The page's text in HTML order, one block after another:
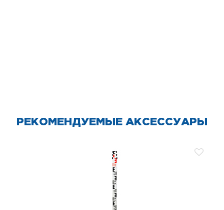
РЕКОМЕНДУЕМЫЕ АКСЕССУАРЫ